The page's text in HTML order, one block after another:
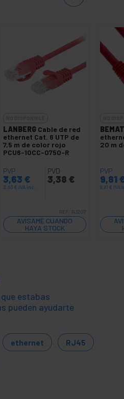
LANBERG Cable de red
ethernet Cat. 6 UTP de
7,5 m de color rojo
PCU6-10CC-0750-R
PVP
3,63 €
3,63 € IVA inc.
PVD
3,38 €
REF: RJ207
AVÍSAME CUANDO
HAYA STOCK
20 m
PVP
9,81
9,81 € IVA
estabas
pueden ayudarte
ethernet RJ45